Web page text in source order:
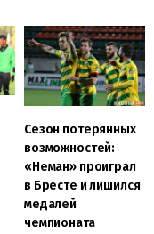
Сезон потерянных
возможностей:
«Неман» проиграл
в Бресте и лишился
медалей
чемпионата